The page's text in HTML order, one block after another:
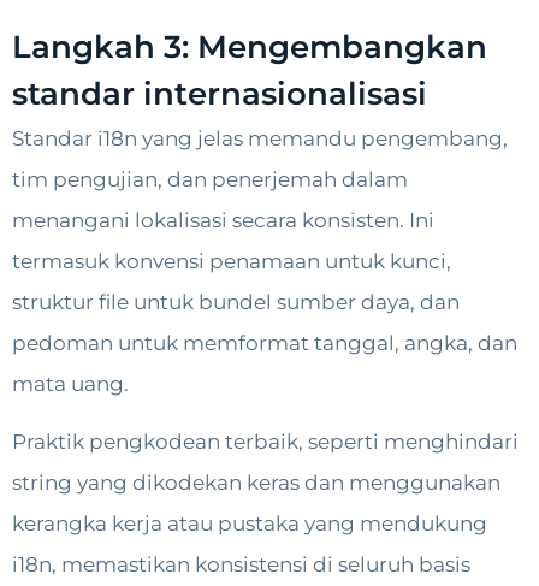
Langkah 3: Mengembangkan
standar internasionalisasi
Standar i18n yang jelas memandu pengembang,
tim pengujian, dan penerjemah dalam
menangani lokalisasi secara konsisten. Ini
termasuk konvensi penamaan untuk kunci,
struktur file untuk bundel sumber daya, dan
pedoman untuk memformat tanggal, angka, dan
mata uang.
Praktik pengkodean terbaik, seperti menghindari
string yang dikodekan keras dan menggunakan
kerangka kerja atau pustaka yang mendukung
i18n, memastikan konsistensi di seluruh basis